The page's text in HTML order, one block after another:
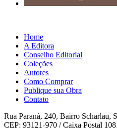
Home
A Editora
Conselho Editorial
Coleções
Autores
Como Comprar
Publique sua Obra
Contato
Rua Paraná, 240, Bairro Scharlau,
CEP: 93121-970 / Caixa Postal